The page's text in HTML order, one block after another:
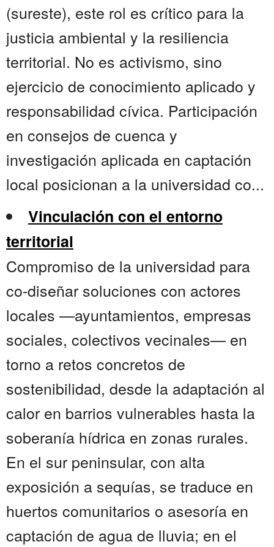
(sureste), este rol es crítico para la
justicia ambiental y la resiliencia
territorial. No es activismo, sino
ejercicio de conocimiento aplicado y
responsabilidad cívica. Participación
en consejos de cuenca y
investigación aplicada en captación
local posicionan a la universidad co...
Vinculación con el entorno
territorial
Compromiso de la universidad para
co-diseñar soluciones con actores
locales —ayuntamientos, empresas
sociales, colectivos vecinales— en
torno a retos concretos de
sostenibilidad, desde la adaptación al
calor en barrios vulnerables hasta la
soberanía hídrica en zonas rurales.
En el sur peninsular, con alta
exposición a sequías, se traduce en
huertos comunitarios o asesoría en
captación de agua de lluvia; en el